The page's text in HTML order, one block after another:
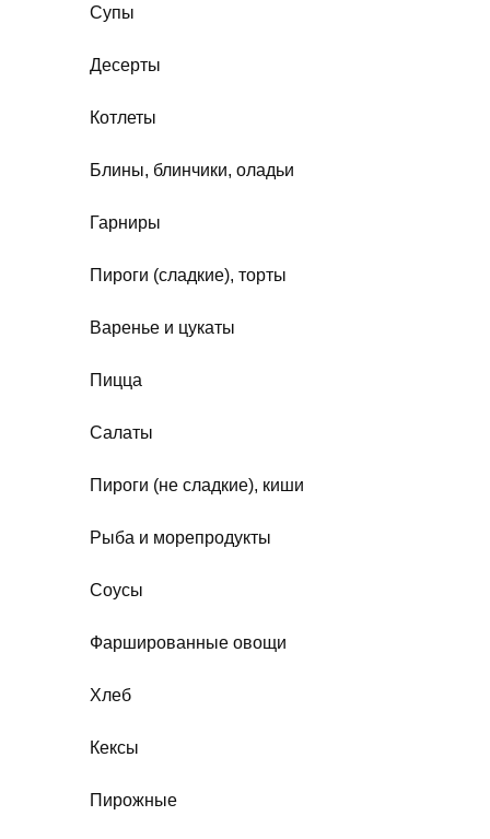
Супы
Десерты
Котлеты
Блины, блинчики, оладьи
Гарниры
Пироги (сладкие), торты
Варенье и цукаты
Пицца
Салаты
Пироги (не сладкие), киши
Рыба и морепродукты
Соусы
Фаршированные овощи
Хлеб
Кексы
Пирожные